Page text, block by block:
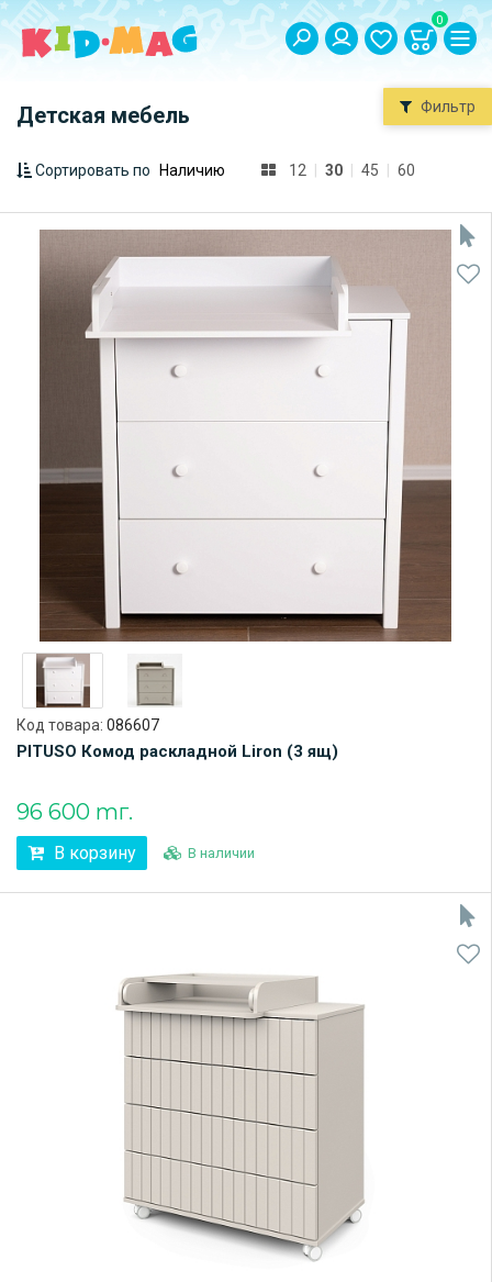
0
Детская мебель
Сортировать по 12 30 45 60
Фильтр
Код товара: 086607
PITUSO Комод раскладной Liron (3 ящ)
96 600 тг.
В корзину В наличии